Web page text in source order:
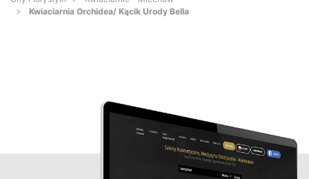
Kwiaciarnia Orchidea/ Kącik Urody Bella